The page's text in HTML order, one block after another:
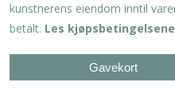
kunstnerens eiendom inntil
betalt. Les kjøpsbetingelsene
Gavekort